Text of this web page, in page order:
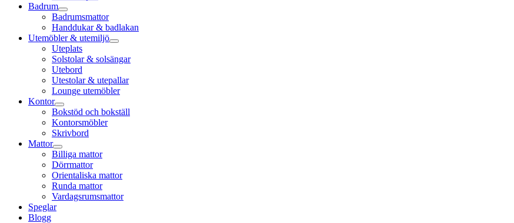
Badrum
Badrumsmattor
Handdukar & badlakan
Utemöbler & utemiljö
Uteplats
Solstolar & solsängar
Utebord
Utestolar & utepallar
Lounge utemöbler
Kontor
Bokstöd och bokställ
Kontorsmöbler
Skrivbord
Mattor
Billiga mattor
Dörrmattor
Orientaliska mattor
Runda mattor
Vardagsrumsmattor
Speglar
Blogg